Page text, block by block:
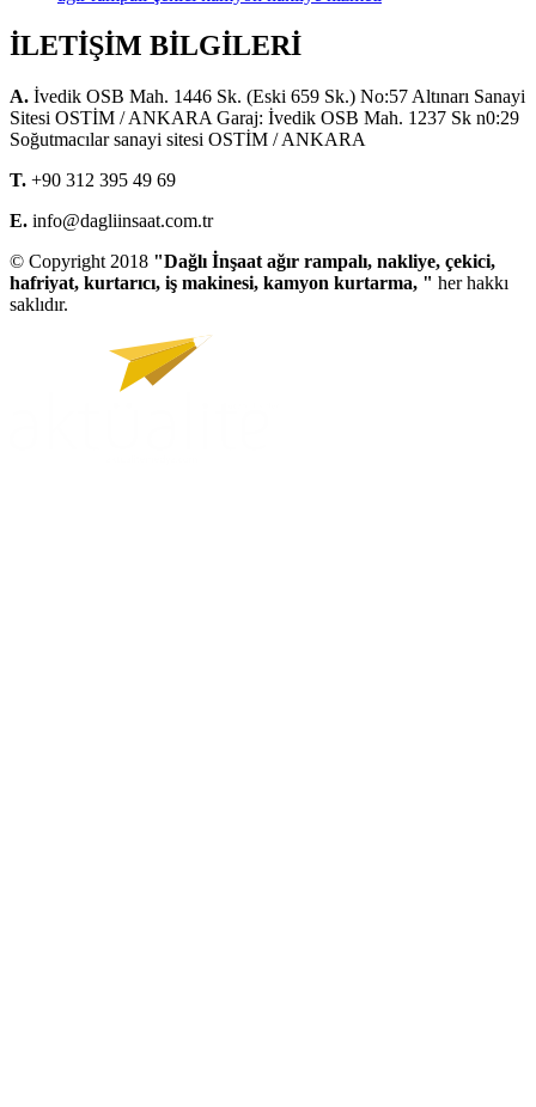
İLETİŞİM BİLGİLERİ
A. İvedik OSB Mah. 1446 Sk. (Eski 659 Sk.) No:57 Altınarı Sanayi
Sitesi OSTİM / ANKARA Garaj: İvedik OSB Mah. 1237 Sk n0:29
Soğutmacılar sanayi sitesi OSTİM / ANKARA
T. +90 312 395 49 69
E. info@dagliinsaat.com.tr
© Copyright 2018 "Dağlı İnşaat ağır rampalı, nakliye, çekici,
hafriyat, kurtarıcı, iş makinesi, kamyon kurtarma, " her hakkı
saklıdır.